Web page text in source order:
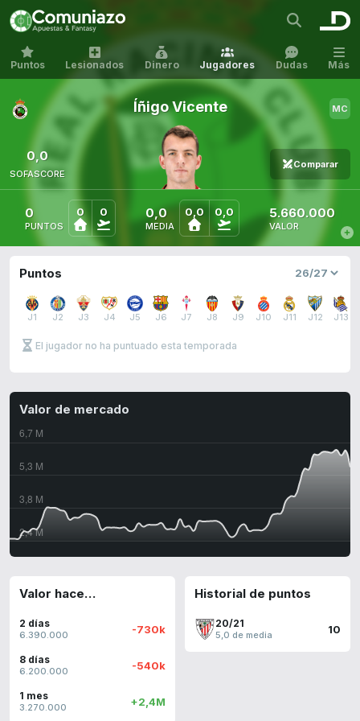
Puntos Lesionados Dinero Jugadores Dudas Más
Íñigo Vicente
Comparar
0,0
SOFASCORE
0
PUNTOS
0 0 0,0
MEDIA
0,0 0,0 5.660.000
VALOR
Puntos
J1 J2 J3 J4 J5 J6 J7 J8 J9 J10 J11 J12 J13
El jugador no ha puntuado esta temporada
Valor de mercado
Valor hace…
2 días
6.390.000 -730k
8 días
6.200.000 -540k
1 mes
3.270.000 +2,4M
Historial de puntos
20/21
5,0 de media 10